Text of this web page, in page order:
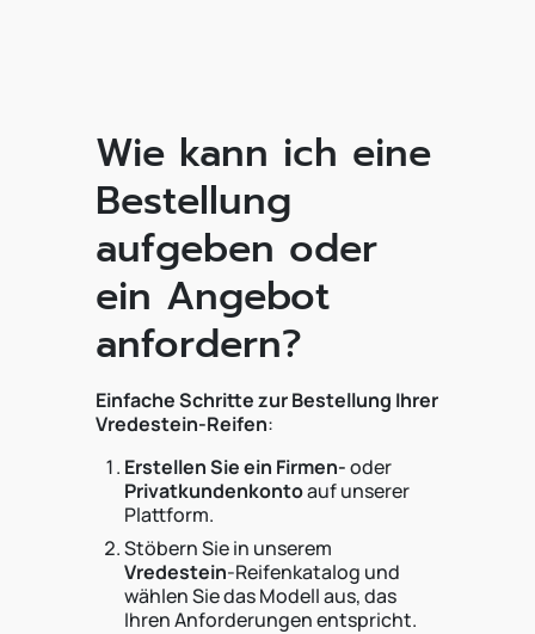
Wie kann ich eine
Bestellung
aufgeben oder
ein Angebot
anfordern?
Einfache Schritte zur Bestellung Ihrer
Vredestein-Reifen:
Erstellen Sie ein Firmen-oder
Privatkundenkontoauf unserer
Plattform.
Stöbern Sie in unserem
Vredestein-Reifenkatalog und
wählen Sie das Modell aus, das
Ihren Anforderungen entspricht.